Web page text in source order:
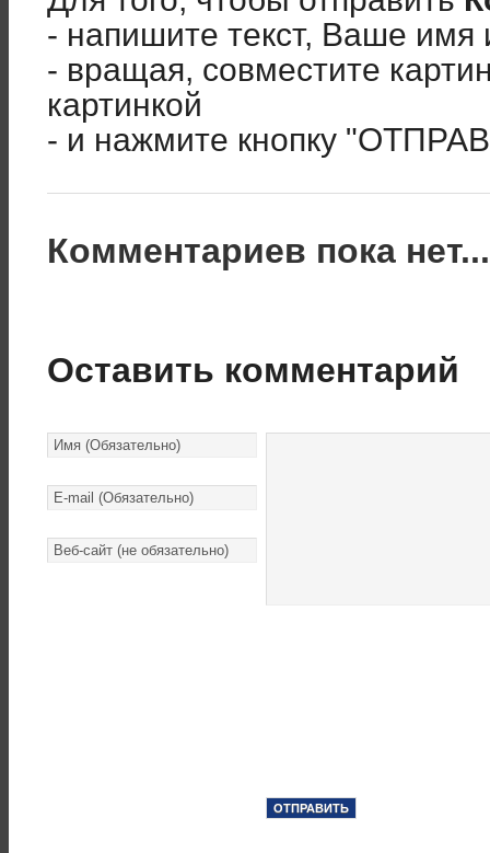
- напишите текст, Ваше имя
- вращая, совместите
картинкой
- и нажмите кнопку
Комментариев пока
Оставить комментарий